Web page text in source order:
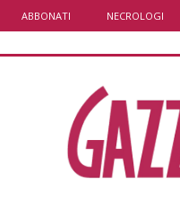
ABBONATI NECROLOGI